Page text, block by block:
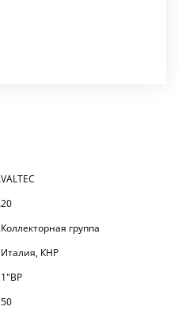
VALTEC
20
Коллекторная группа
Италия, КНР
1"ВР
50